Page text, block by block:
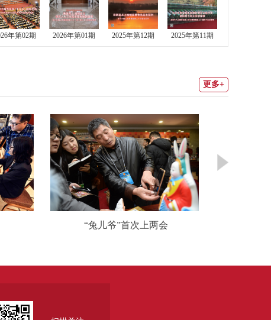
年第02期 2026年第01期 2025年第12期 2025年第11期
更多+
“兔儿爷”首次上两会